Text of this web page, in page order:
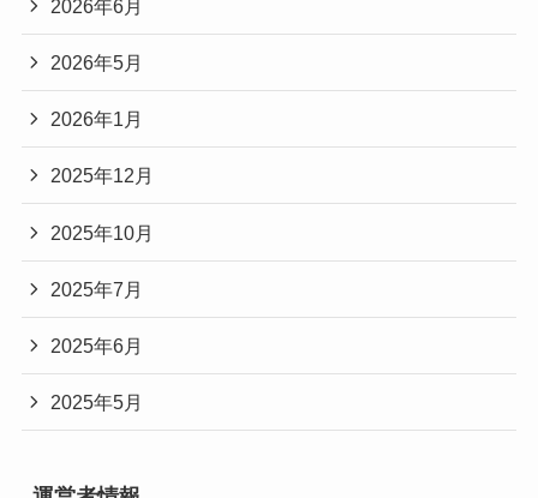
2026年6月
2026年5月
2026年1月
2025年12月
2025年10月
2025年7月
2025年6月
2025年5月